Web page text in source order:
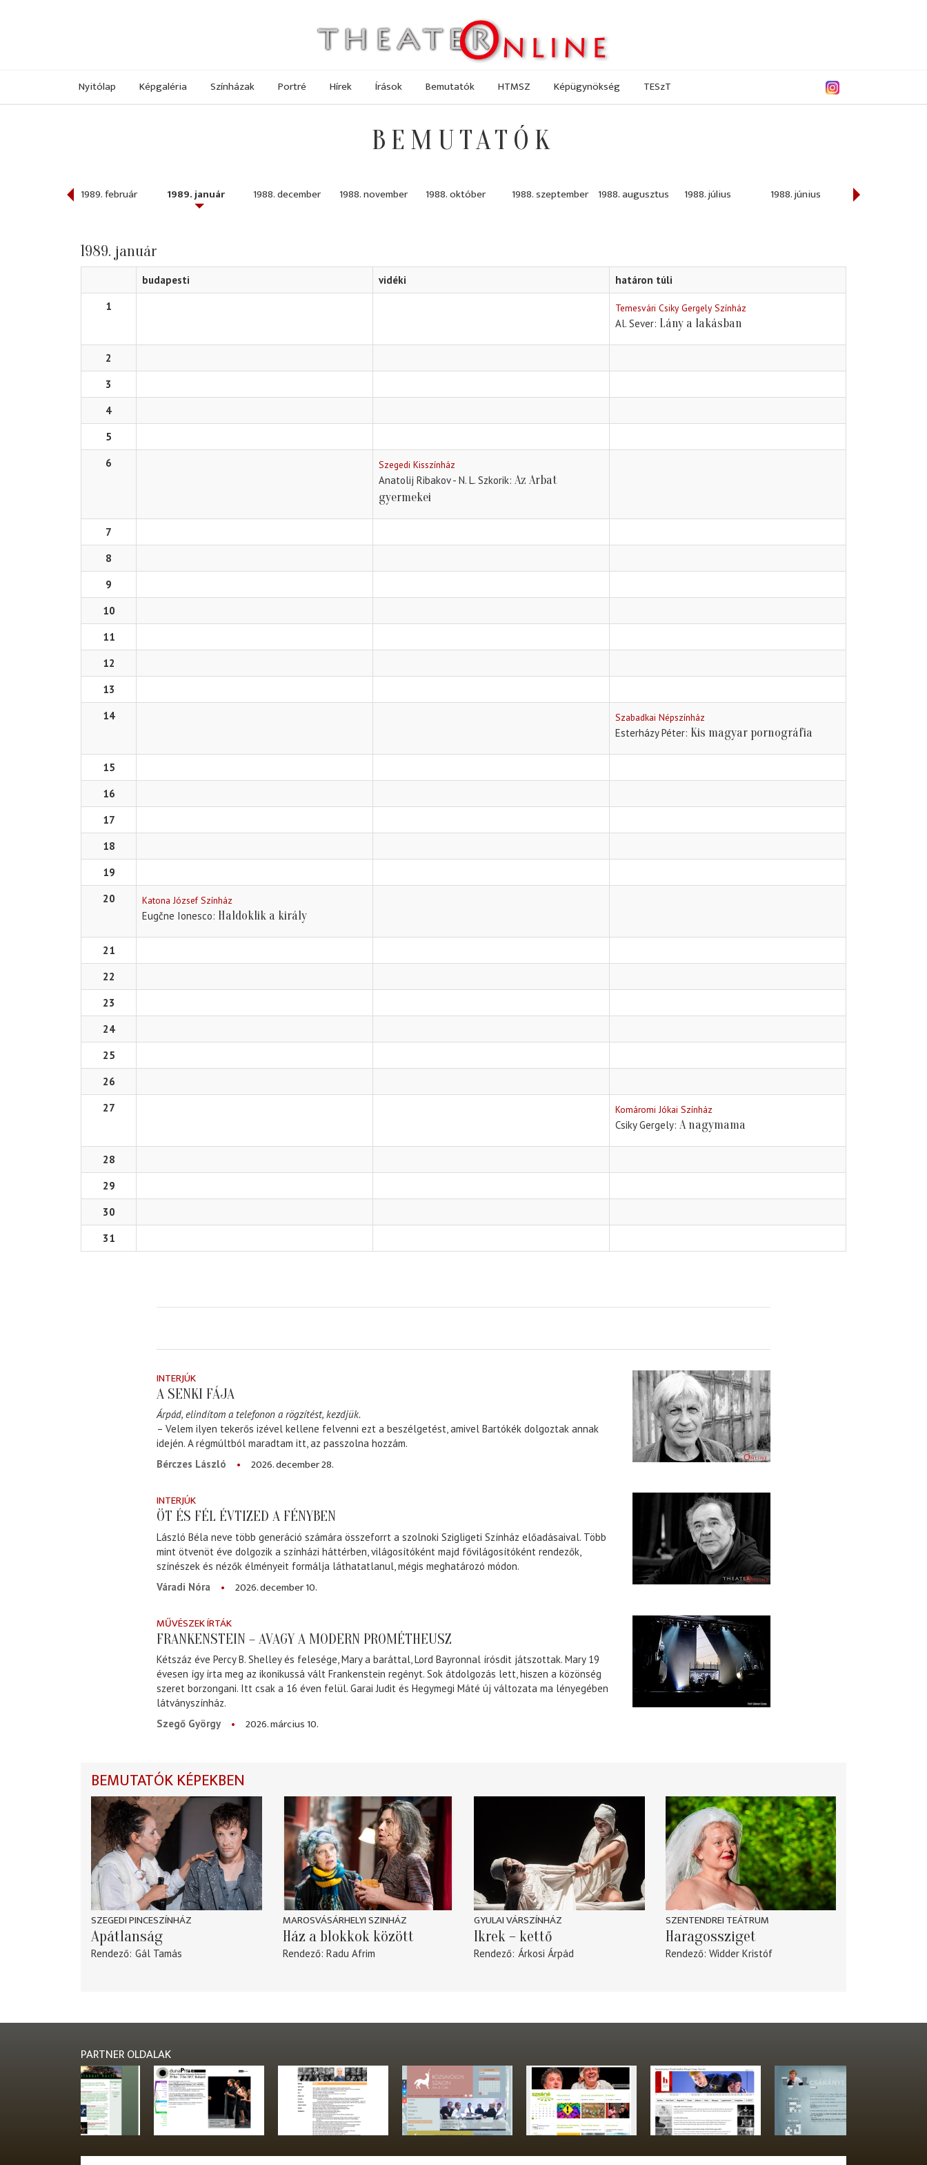
Nyitólap Képgaléria Színházak Portré Hírek Írások Bemutatók HTMSZ Képügynökség TESzT
BEMUTATÓK
1989. február 1989. január 1988. december 1988. november 1988. október 1988. szeptember 1988. augusztus 1988. július 1988. június 1988. május
1989. január
budapesti vidéki
határon túli
1
Temesvári Csiky Gergely Színház
Al. Sever Lány a lakásban
2
3
4
5
6
Szegedi Kisszínház
Anatolij Ribakov - N. L. Szkorik Az Arbat
gyermekei
7
8
9
10
11
12
13
14
Szabadkai Népszínház
Esterházy Péter Kis magyar pornográfia
15
16
17
18
19
20
Katona József Színház
Eugčne Ionesco Haldoklik a király
21
22
23
24
25
26
27
Komáromi Jókai Színház
Csiky Gergely A nagymama
28
29
30
31
INTERJÚK
A SENKI FÁJA
Árpád, elindítom a telefonon a rögzítést, kezdjük.
– Velem ilyen tekerős izével kellene felvenni ezt a beszélgetést, amivel Bartókék dolgoztak annak
idején. A régmúltból maradtam itt, az passzolna hozzám.
Bérczes László
2026. december 28.
INTERJÚK
ÖT ÉS FÉL ÉVTIZED A FÉNYBEN
László Béla neve több generáció számára összeforrt a szolnoki Szigligeti Színház előadásaival. Több
mint ötvenöt éve dolgozik a színházi háttérben, világosítóként majd fővilágosítóként rendezők,
színészek és nézők élményeit formálja láthatatlanul, mégis meghatározó módon.
Váradi Nóra
2026. december 10.
MŰVÉSZEK ÍRTÁK
FRANKENSTEIN – AVAGY A MODERN PROMÉTHEUSZ
Kétszáz éve Percy B. Shelley és felesége, Mary a baráttal, Lord Bayronnal írósdit játszottak. Mary 19
évesen így írta meg az ikonikussá vált Frankenstein regényt. Sok átdolgozás lett, hiszen a közönség
szeret borzongani. Itt csak a 16 éven felül. Garai Judit és Hegymegi Máté új változata ma lényegében
látványszínház.
Szegő György
2026. március 10.
BEMUTATÓK KÉPEKBEN
SZEGEDI PINCESZÍNHÁZ
Apátlanság
Rendező Gál Tamás
MAROSVÁSÁRHELYI SZINHÁZ
Ház a blokkok között
Rendező Radu Afrim
GYULAI VÁRSZÍNHÁZ
Ikrek – kettő
Rendező Árkosi Árpád
SZENTENDREI TEÁTRUM
Haragossziget
Rendező Widder Kristóf
PARTNER OLDALAK